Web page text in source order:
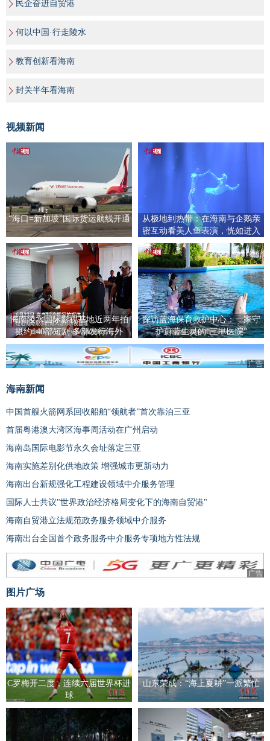
民企奋进自贸港
何以中国·行走陵水
教育创新看海南
封关半年看海南
视频新闻
“海口=新加坡”国际货运航线开通
从极地到热带：在海南与企鹅亲
密互动看美人鱼表演，恍如进入
宫崎骏童话世界
海南陵水国际影视基地近两年拍
摄约140部短剧 多部发行海外
探访蓝海保育救护中心：一家守
护蔚蓝生灵的“三甲医院”
广告
海南新闻
中国首艘火箭网系回收船舶“领航者”首次靠泊三亚
首届粤港澳大湾区海事周活动在广州启动
海南岛国际电影节永久会址落定三亚
海南实施差别化供地政策 增强城市更新动力
海南出台新规强化工程建设领域中介服务管理
国际人士共议"世界政治经济格局变化下的海南自贸港"
海南自贸港立法规范政务服务领域中介服务
海南出台全国首个政务服务中介服务专项地方性法规
广告
图片广场
C罗梅开二度，连续六届世界杯进
球
山东荣成：“海上夏耕”一派繁忙